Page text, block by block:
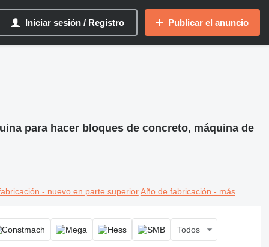
Iniciar sesión / Registro Publicar el anuncio
para hacer bloques de concreto, máquina de
- nuevo en parte superior Año de fabricación - más
Todos